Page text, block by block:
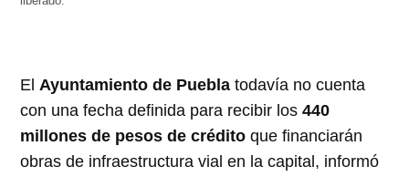
ElAyuntamiento de Puebla todavía no cuenta
con una fecha definida para recibir los440
millones de pesos de crédito que financiarán
obras de infraestructura vial en la capital, informó